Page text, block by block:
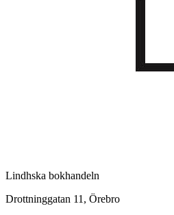
Lindhska bokhandeln
Drottninggatan 11, Örebro